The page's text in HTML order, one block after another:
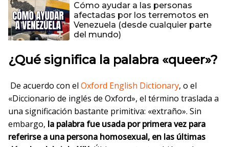
Cómo ayudar a las personas
afectadas por los terremotos en
Venezuela (desde cualquier parte
del mundo)
¿Qué significa la palabra «queer»?
De acuerdo con el Oxford English Dictionary, o el
«Diccionario de inglés de Oxford», el término traslada a
una significación bastante primitiva: «extraño». Sin
embargo, la palabra fue usada por primera vez para
referirse a una persona homosexual, en las últimas